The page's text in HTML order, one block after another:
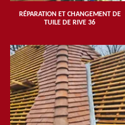
RÉPARATION ET CHANGEMENT DE
TUILE DE RIVE 36